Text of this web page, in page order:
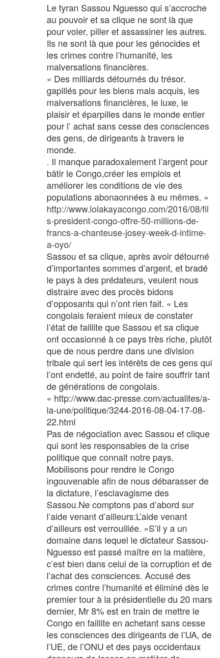
Le tyran Sassou Nguesso qui s’accroche
au pouvoir et sa clique ne sont là que
pour voler, piller et assassiner les autres.
Ils ne sont là que pour les génocides et
les crimes contre l’humanité, les
malversations financières.
« Des milliards détournés du trésor.
gapillés pour les biens mals acquis, les
malversations financières, le luxe, le
plaisir et éparpilles dans le monde entier
pour l’ achat sans cesse des consciences
des gens, de dirigeants à travers le
monde.
. Il manque paradoxalement l’argent pour
bâtir le Congo,créer les emplois et
améliorer les conditions de vie des
populations abonaonnées à eu mêmes. »
http://www.lolakayacongo.com/2016/08/fil
s-president-congo-offre-50-millions-de-
francs-a-chanteuse-josey-week-d-intime-
a-oyo/
Sassou et sa clique, après avoir détourné
d’importantes sommes d’argent, et bradé
le pays à des prédateurs, veulent nous
distraire avec des procès bidons
d’opposants qui n’ont rien fait. « Les
congolais feraient mieux de constater
l’état de faillite que Sassou et sa clique
ont occasionné à ce pays très riche, plutôt
que de nous perdre dans une division
tribale qui sert les intérêts de ces gens qui
l’ont endetté, au point de faire souffrir tant
de générations de congolais.
« http://www.dac-presse.com/actualites/a-
la-une/politique/3244-2016-08-04-17-08-
22.html
Pas de négociation avec Sassou et clique
qui sont les responsables de la crise
politique que connait notre pays.
Mobilisons pour rendre le Congo
ingouvenable afin de nous débarasser de
la dictature, l’esclavagisme des
Sassou.Ne comptons pas d’abord sur
l’aide venant d’ailleurs:L’aide venant
d’ailleurs est verrouillée. »S’il y a un
domaine dans lequel le dictateur Sassou-
Nguesso est passé maître en la matière,
c’est bien dans celui de la corruption et de
l’achat des consciences. Accusé des
crimes contre l’humanité et éliminé dès le
premier tour à la présidentielle du 20 mars
dernier, Mr 8% est en train de mettre le
Congo en faillite en achetant sans cesse
les consciences des dirigeants de l’UA, de
l’UE, de l’ONU et des pays occidentaux